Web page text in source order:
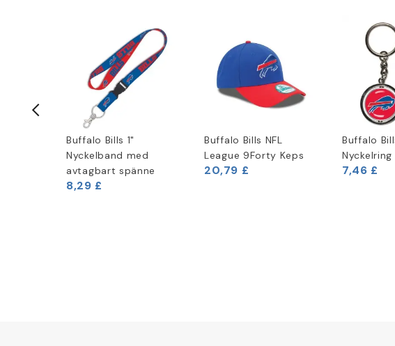
Buffalo Bills 1"
Nyckelband med
avtagbart spänne
8,29 £
Buffalo Bills NFL
League 9Forty Keps
20,79 £
Buffalo
Nyckelring
7,46 £